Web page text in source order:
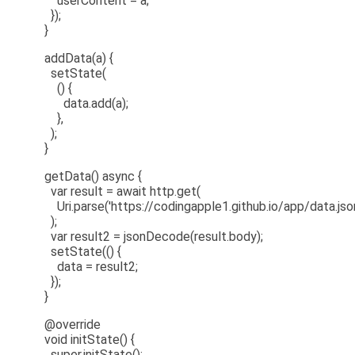
});
}
addData(a) {
setState(
() {
data.add(a);
},
);
}
getData() async {
var result = await http.get(
Uri.parse('https://codingapple1.github.io/app/
);
var result2 = jsonDecode(result.body);
setState(() {
data = result2;
});
}
@override
void initState() {